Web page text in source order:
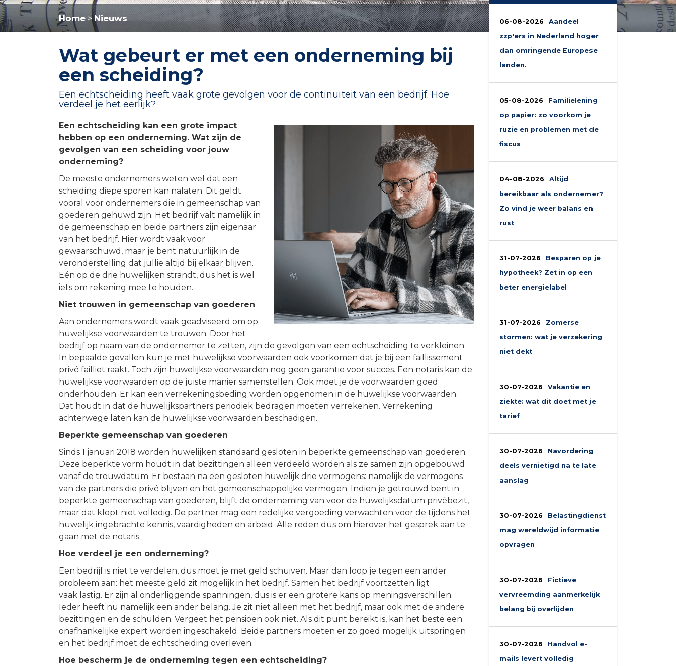
Home > Nieuws
Wat gebeurt er met een onderneming bij
een scheiding?
Een echtscheiding heeft vaak grote gevolgen voor de continuïteit van een bedrijf. Hoe
verdeel je het eerlijk?
Een echtscheiding kan een grote impact
hebben op een onderneming. Wat zijn de
gevolgen van een scheiding voor jouw
onderneming?
De meeste ondernemers weten wel dat een
scheiding diepe sporen kan nalaten. Dit geldt
vooral voor ondernemers die in gemeenschap van
goederen gehuwd zijn. Het bedrijf valt namelijk in
de gemeenschap en beide partners zijn eigenaar
van het bedrijf. Hier wordt vaak voor
gewaarschuwd, maar je bent natuurlijk in de
veronderstelling dat jullie altijd bij elkaar blijven.
Eén op de drie huwelijken strandt, dus het is wel
iets om rekening mee te houden.
Niet trouwen in gemeenschap van goederen
Aan ondernemers wordt vaak geadviseerd om op
huwelijkse voorwaarden te trouwen. Door het
bedrijf op naam van de ondernemer te zetten, zijn de gevolgen van een echtscheiding te verkleinen.
In bepaalde gevallen kun je met huwelijkse voorwaarden ook voorkomen dat je bij een faillissement
privé failliet raakt. Toch zijn huwelijkse voorwaarden nog geen garantie voor succes. Een notaris kan de
huwelijkse voorwaarden op de juiste manier samenstellen. Ook moet je de voorwaarden goed
onderhouden. Er kan een verrekeningsbeding worden opgenomen in de huwelijkse voorwaarden.
Dat houdt in dat de huwelijkspartners periodiek bedragen moeten verrekenen. Verrekening
achterwege laten kan de huwelijkse voorwaarden beschadigen.
Beperkte gemeenschap van goederen
Sinds 1 januari 2018 worden huwelijken standaard gesloten in beperkte gemeenschap van goederen.
Deze beperkte vorm houdt in dat bezittingen alleen verdeeld worden als ze samen zijn opgebouwd
vanaf de trouwdatum. Er bestaan na een gesloten huwelijk drie vermogens: namelijk de vermogens
van de partners die privé blijven en het gemeenschappelijke vermogen. Indien je getrouwd bent in
beperkte gemeenschap van goederen, blijft de onderneming van voor de huwelijksdatum privébezit,
maar dat klopt niet volledig. De partner mag een redelijke vergoeding verwachten voor de tijdens het
huwelijk ingebrachte kennis, vaardigheden en arbeid. Alle reden dus om hierover het gesprek aan te
gaan met de notaris.
Hoe verdeel je een onderneming?
Een bedrijf is niet te verdelen, dus moet je met geld schuiven. Maar dan loop je tegen een ander
probleem aan: het meeste geld zit mogelijk in het bedrijf. Samen het bedrijf voortzetten ligt
vaak lastig. Er zijn al onderliggende spanningen, dus is er een grotere kans op meningsverschillen.
Ieder heeft nu namelijk een ander belang. Je zit niet alleen met het bedrijf, maar ook met de andere
bezittingen en de schulden. Vergeet het pensioen ook niet. Als dit punt bereikt is, kan het beste een
onafhankelijke expert worden ingeschakeld. Beide partners moeten er zo goed mogelijk uitspringen
en het bedrijf moet de echtscheiding overleven.
Hoe bescherm je de onderneming tegen een echtscheiding?
06-08-2026
Aandeel
zzp'ers in Nederland hoger
dan omringende Europese
landen.
05-08-2026
Familielening
op papier: zo voorkom je
ruzie en problemen met de
fiscus
04-08-2026
Altijd
bereikbaar als ondernemer?
Zo vind je weer balans en
rust
31-07-2026
Besparen op je
hypotheek? Zet in op een
beter energielabel
31-07-2026
Zomerse
stormen: wat je verzekering
niet dekt
30-07-2026
Vakantie en
ziekte: wat dit doet met je
tarief
30-07-2026
Navordering
deels vernietigd na te late
aanslag
30-07-2026
Belastingdienst
mag wereldwijd informatie
opvragen
30-07-2026
Fictieve
vervreemding aanmerkelijk
belang bij overlijden
30-07-2026
Handvol e-
mails levert volledig